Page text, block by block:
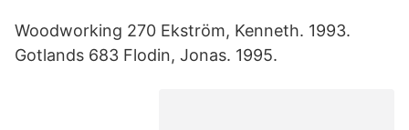
Woodworking 270 Ekström, Kenneth. 1993.
Gotlands 683 Flodin, Jonas. 1995.